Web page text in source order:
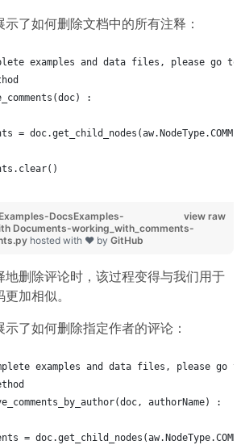
示了如何删除文档中的所有注释：
examples and data files, please go to
:
=
view raw
DocsExamples-
Documents-working_with_comments-
hosted with ❤ by GitHub
地删除评论时，该过程变得与我们用于
加相似。
示了如何删除指定作者的评论：
examples and data files, please go
authorName) :
=